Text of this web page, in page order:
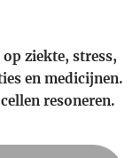
op ziekte, stress,
en medicijnen.
resoneren.